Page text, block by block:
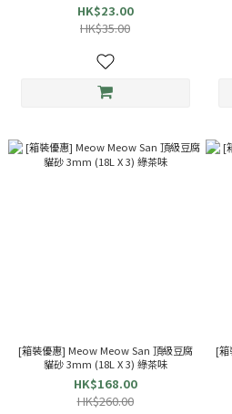
HK$23.00
HK$35.00
[箱裝優惠] Meow Meow San 頂級豆腐
貓砂 3mm (18L X 3) 綠茶味
HK$168.00
HK$260.00
[